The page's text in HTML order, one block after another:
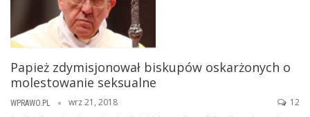
Papież zdymisjonował biskupów oskarżonych o
molestowanie seksualne
WPRAWO.PL wrz 21, 2018 12